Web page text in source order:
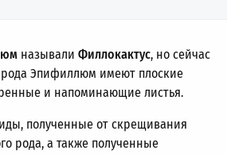
называлиФиллокактус, но сейчас
Эпифиллюм имеют плоские
и напоминающие листья.
полученные от скрещивания
рода, а также полученные